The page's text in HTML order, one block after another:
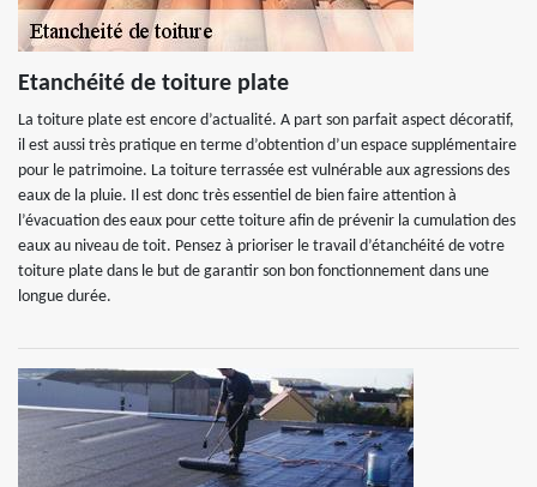
Etanchéité de toiture plate
La toiture plate est encore d’actualité. A part son parfait aspect décoratif,
il est aussi très pratique en terme d’obtention d’un espace supplémentaire
pour le patrimoine. La toiture terrassée est vulnérable aux agressions des
eaux de la pluie. Il est donc très essentiel de bien faire attention à
l’évacuation des eaux pour cette toiture afin de prévenir la cumulation des
eaux au niveau de toit. Pensez à prioriser le travail d’étanchéité de votre
toiture plate dans le but de garantir son bon fonctionnement dans une
longue durée.